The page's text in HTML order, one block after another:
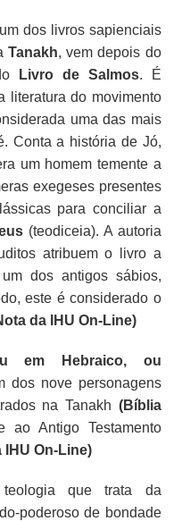
dos livros sapienciais
Tanakh, vem depois do
Livro de Salmos. É
literatura do movimento
uma das mais
Conta a história de Jó,
um homem temente a
exegeses presentes
para conciliar a
(teodiceia). A autoria
atribuem o livro a
dos antigos sábios,
este é considerado o
da IHU On-Line)
em Hebraico, ou
dos nove personagens
na Tanakh (Bíblia
ao Antigo Testamento
IHU On-Line)
que trata da
poderoso de bondade